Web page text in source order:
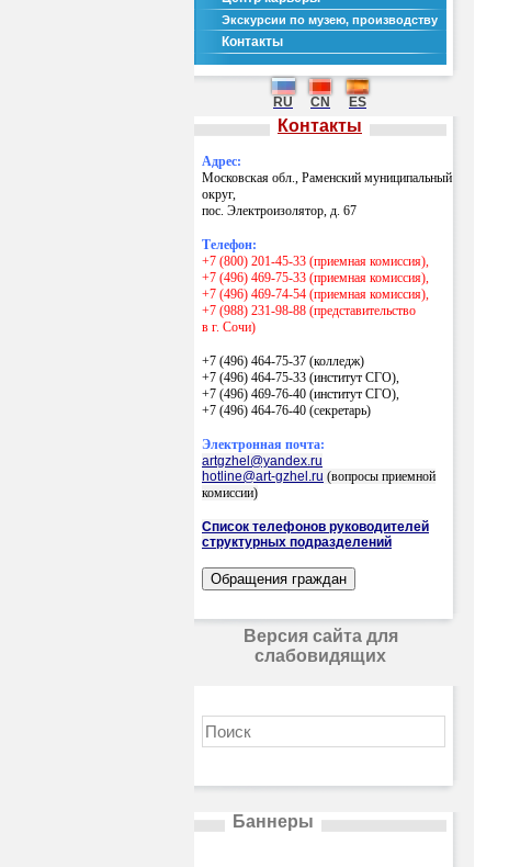
Экскурсии по музею, производству
Контакты
RU CN ES
Контакты
Адрес:
Московская обл., Раменский муниципальный
округ,
пос. Электроизолятор, д. 67
Телефон:
+7 (800) 201-45-33 (приемная комиссия),
+7 (496) 469-75-33 (приемная комиссия),
+7 (496) 469-74-54 (приемная комиссия),
+7 (988) 231-98-88 (представительство
в г. Сочи)
+7 (496) 464-75-37 (колледж)
+7 (496) 464-75-33 (институт СГО),
+7 (496) 469-76-40 (институт СГО),
+7 (496) 464-76-40 (секретарь)
Электронная почта:
artgzhel@yandex.ru
hotline@art-gzhel.ru (вопросы приемной
комиссии)
Список телефонов руководителей
структурных подразделений
Версия сайта для
слабовидящих
Баннеры